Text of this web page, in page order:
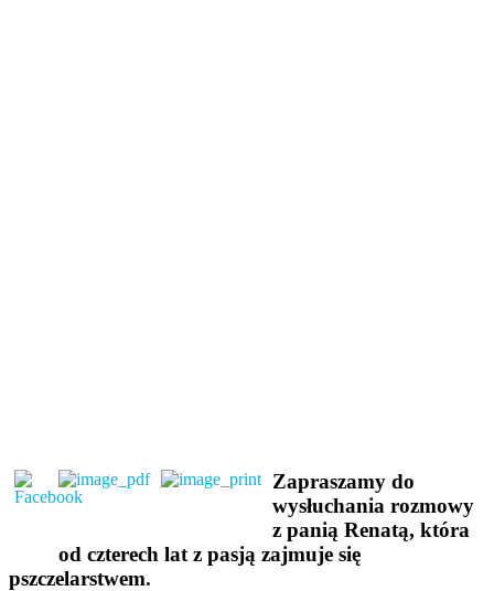
Zapraszamy do
wysłuchania rozmowy
z panią Renatą, która
od czterech lat z pasją zajmuje się
pszczelarstwem.